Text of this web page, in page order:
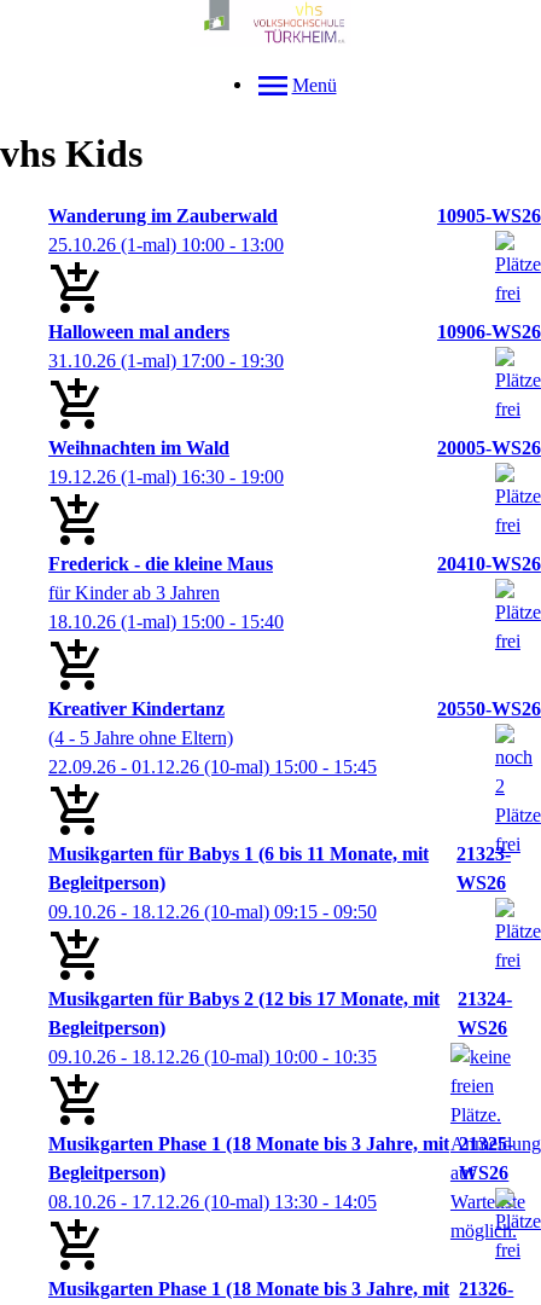
Menü
vhs Kids
Wanderung im Zauberwald
10905-WS26
25.10.26 (1-mal) 10:00 - 13:00
Halloween mal anders
10906-WS26
31.10.26 (1-mal) 17:00 - 19:30
Weihnachten im Wald
20005-WS26
19.12.26 (1-mal) 16:30 - 19:00
Frederick - die kleine Maus
20410-WS26
für Kinder ab 3 Jahren
18.10.26 (1-mal) 15:00 - 15:40
Kreativer Kindertanz
20550-WS26
(4 - 5 Jahre ohne Eltern)
22.09.26 - 01.12.26 (10-mal) 15:00 - 15:45
Musikgarten für Babys 1 (6 bis 11 Monate, mit
Begleitperson)
21323-
WS26
09.10.26 - 18.12.26 (10-mal) 09:15 - 09:50
Musikgarten für Babys 2 (12 bis 17 Monate, mit
Begleitperson)
21324-
WS26
09.10.26 - 18.12.26 (10-mal) 10:00 - 10:35
Musikgarten Phase 1 (18 Monate bis 3 Jahre, mit
Begleitperson)
21325-
WS26
08.10.26 - 17.12.26 (10-mal) 13:30 - 14:05
Musikgarten Phase 1 (18 Monate bis 3 Jahre, mit 21326-